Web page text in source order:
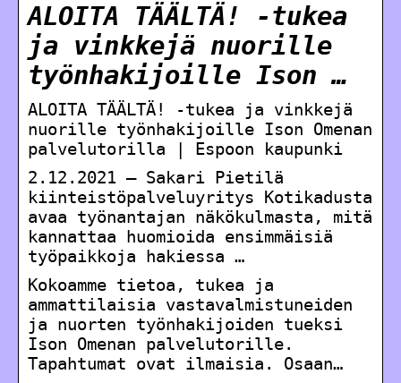
ALOITA TÄÄLTÄ! -tukea
ja vinkkejä nuorille
työnhakijoille Ison …
ALOITA TÄÄLTÄ! -tukea ja vinkkejä
nuorille työnhakijoille Ison Omenan
palvelutorilla | Espoon kaupunki
2.12.2021 — Sakari Pietilä
kiinteistöpalveluyritys Kotikadusta
avaa työnantajan näkökulmasta, mitä
kannattaa huomioida ensimmäisiä
työpaikkoja hakiessa …
Kokoamme tietoa, tukea ja
ammattilaisia vastavalmistuneiden
ja nuorten työnhakijoiden tueksi
Ison Omenan palvelutorille.
Tapahtumat ovat ilmaisia. Osaan…